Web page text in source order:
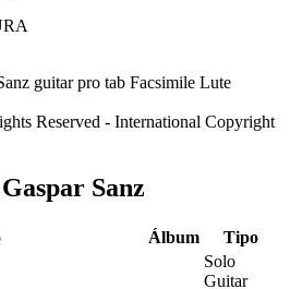
Reserved - International Copyright
Gaspar Sanz
Álbum
Tipo
Solo
Guitar